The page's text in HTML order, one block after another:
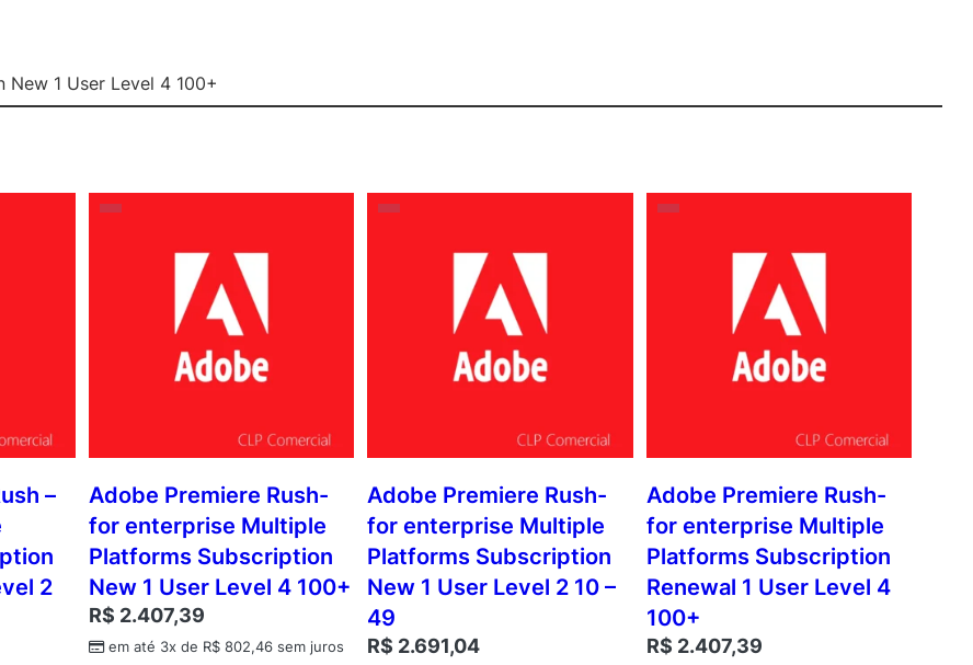
1 User Level 4 100+
–
2
Adobe Premiere Rush-
for enterprise Multiple
Platforms Subscription
New 1 User Level 4 100+
R$ 2.407,39
em até 3x de R$802,46sem juros
Adobe Premiere Rush-
for enterprise Multiple
Platforms Subscription
New 1 User Level 2 10 –
49
R$ 2.691,04
Adobe Premiere Rush-
for enterprise Multiple
Platforms Subscription
Renewal 1 User Level 4
100+
R$ 2.407,39